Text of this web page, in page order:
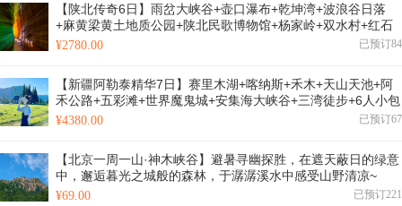
【陕北传奇6日】雨岔大峡谷+壶口瀑布+乾坤湾+波浪谷日落
+麻黄梁黄土地质公园+陕北民歌博物馆+杨家岭+双水村+红石
峡+镇北台+榆林老街+石魂广场+大型红色舞台剧+景区特色窑
¥2780.00 已预订84
【新疆阿勒泰精华7日】赛里木湖+喀纳斯+禾木+天山天池+阿
禾公路+五彩滩+世界魔鬼城+安集海大峡谷+三湾徒步+6人小包
团&6人小团
¥4380.00 已预订67
【北京一周一山·神木峡谷】避暑寻幽探胜，在遮天蔽日的绿意
中，邂逅暮光之城般的森林，于潺潺溪水中感受山野清凉~
¥69.00 已预订221